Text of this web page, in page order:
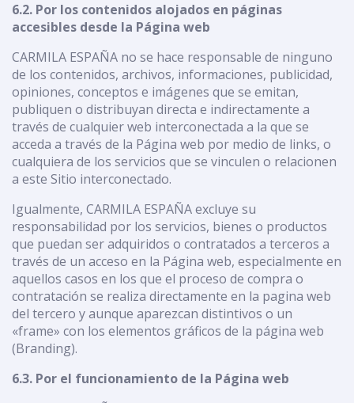
6.2. Por los contenidos alojados en páginas
accesibles desde la Página web
CARMILA ESPAÑA no se hace responsable de ninguno
de los contenidos, archivos, informaciones, publicidad,
opiniones, conceptos e imágenes que se emitan,
publiquen o distribuyan directa e indirectamente a
través de cualquier web interconectada a la que se
acceda a través de la Página web por medio de links, o
cualquiera de los servicios que se vinculen o relacionen
a este Sitio interconectado.
Igualmente, CARMILA ESPAÑA excluye su
responsabilidad por los servicios, bienes o productos
que puedan ser adquiridos o contratados a terceros a
través de un acceso en la Página web, especialmente en
aquellos casos en los que el proceso de compra o
contratación se realiza directamente en la pagina web
del tercero y aunque aparezcan distintivos o un
«frame» con los elementos gráficos de la página web
(Branding).
6.3. Por el funcionamiento de la Página web